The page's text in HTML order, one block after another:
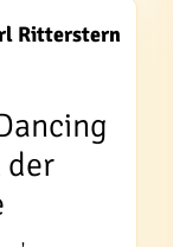
Ritterstern
der